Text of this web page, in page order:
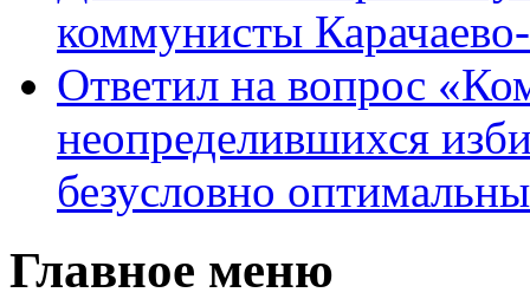
коммунисты
Ответил на вопрос
неопределившихся
безусловно
Главное меню